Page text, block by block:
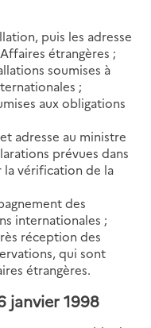
puis les adresse
étrangères ;
soumises à
;
aux obligations
adresse au ministre
prévues dans
la vérification de la
des
internationales ;
réception des
qui sont
étrangères.
janvier 1998